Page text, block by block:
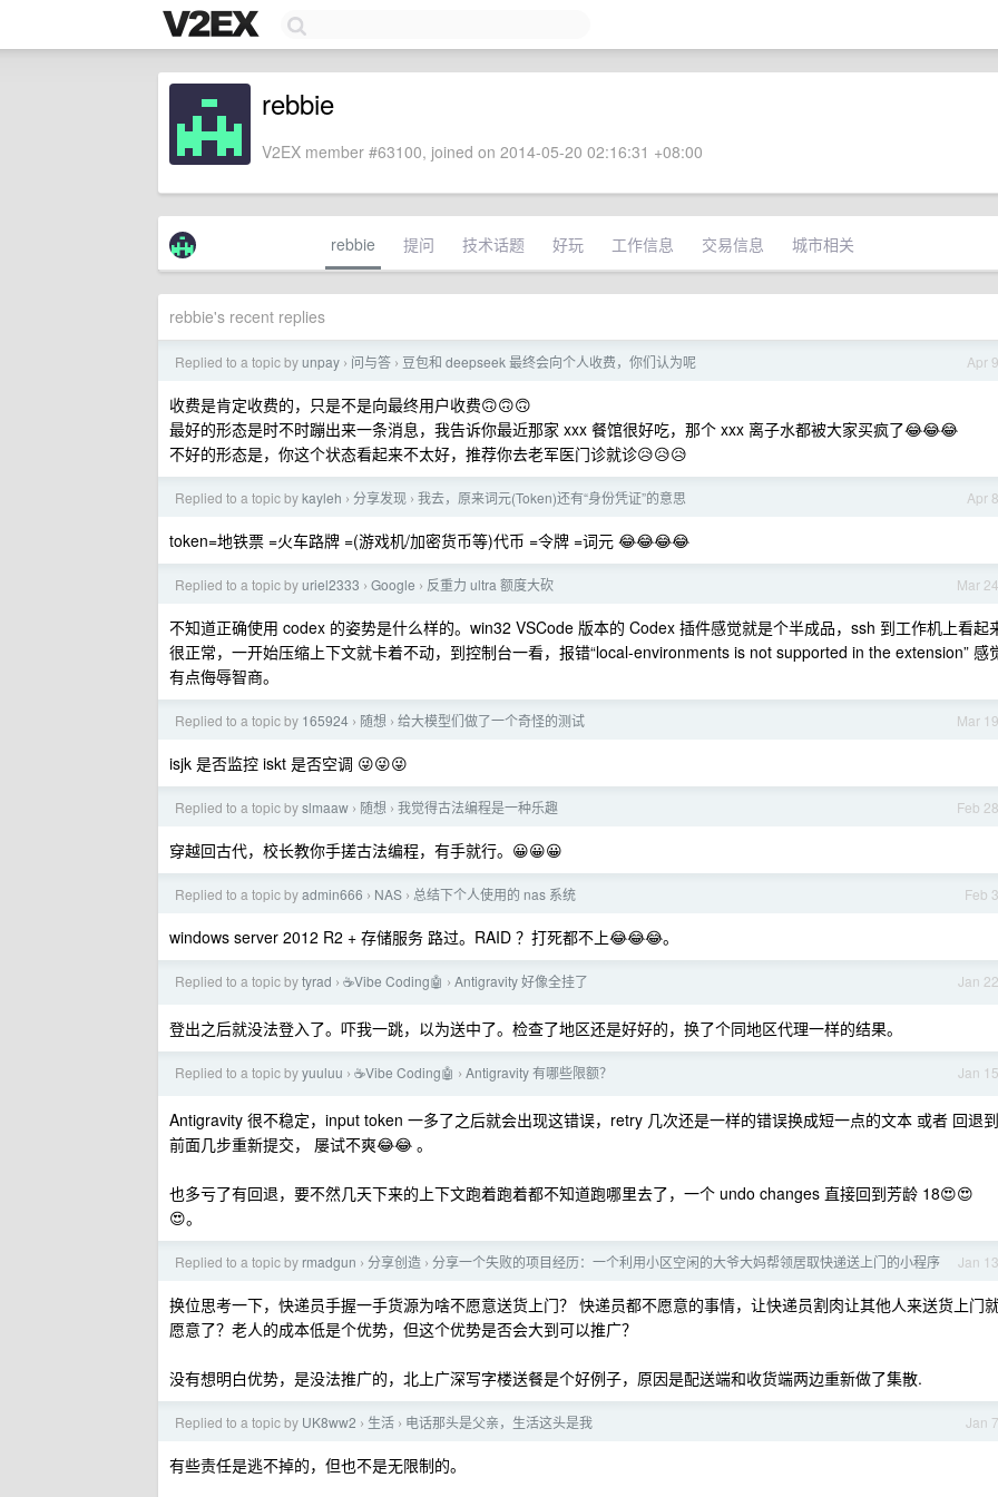
rebbie
V2EX member #63100, joined on 2014-05-20 02:16:31 +08:00
rebbie 提问 技术话题 好玩 工作信息 交易信息 城市相关
rebbie's recent replies
Apr 9
Replied to a topic byunpay › 问与答 › 豆包和 deepseek 最终会向个人收费，你们认为呢
收费是肯定收费的，只是不是向最终用户收费🙃🙃🙃
最好的形态是时不时蹦出来一条消息，我告诉你最近那家 xxx 餐馆很好吃，那个 xxx 离子水都被大家买疯了😂😂😂
不好的形态是，你这个状态看起来不太好，推荐你去老军医门诊就诊😥😥😥
Apr 8
Replied to a topic bykayleh › 分享发现 › 我去，原来词元(Token)还有“身份凭证”的意思
token=地铁票 =火车路牌 =(游戏机/加密货币等)代币 =令牌 =词元 😂😂😂😂
Mar 24
Replied to a topic byuriel2333 › Google › 反重力 ultra 额度大砍
不知道正确使用 codex 的姿势是什么样的。win32 VSCode 版本的 Codex 插件感觉就是个半成品，ssh 到工作机上看起
很正常，一开始压缩上下文就卡着不动，到控制台一看，报错“local-environments is not supported in the extension” 感
有点侮辱智商。
Mar 19
Replied to a topic by 165924 › 随想 › 给大模型们做了一个奇怪的测试
isjk 是否监控 iskt 是否空调 😜😜😜
Feb 28
Replied to a topic byslmaaw › 随想 › 我觉得古法编程是一种乐趣
穿越回古代，校长教你手搓古法编程，有手就行。😀😀😀
Feb 3
Replied to a topic byadmin666 › NAS › 总结下个人使用的 nas 系统
windows server 2012 R2 + 存储服务 路过。RAID ？打死都不上😂😂😂。
Jan 22
Replied to a topic bytyrad › ☕Vibe Coding🤖 › Antigravity 好像全挂了
登出之后就没法登入了。吓我一跳，以为送中了。检查了地区还是好好的，换了个同地区代理一样的结果。
Jan 15
Replied to a topic byyuuluu › ☕Vibe Coding🤖 › Antigravity 有哪些限额？
Antigravity 很不稳定，input token 一多了之后就会出现这错误，retry 几次还是一样的错误换成短一点的文本 或者 回退到
前面几步重新提交， 屡试不爽😂😂 。
也多亏了有回退，要不然几天下来的上下文跑着跑着都不知道跑哪里去了，一个 undo changes 直接回到芳龄 18😍😍
😍。
Jan 13
Replied to a topic by rmadgun › 分享创造 › 分享一个失败的项目经历：一个利用小区空闲的大爷大妈帮领居取快递送上门的小程序
换位思考一下，快递员手握一手货源为啥不愿意送货上门？ 快递员都不愿意的事情，让快递员割肉让其他人来送货上门
愿意了？老人的成本低是个优势，但这个优势是否会大到可以推广？
没有想明白优势，是没法推广的，北上广深写字楼送餐是个好例子，原因是配送端和收货端两边重新做了集散.
Jan 7
Replied to a topic by UK8ww2 › 生活 › 电话那头是父亲，生活这头是我
有些责任是逃不掉的，但也不是无限制的。